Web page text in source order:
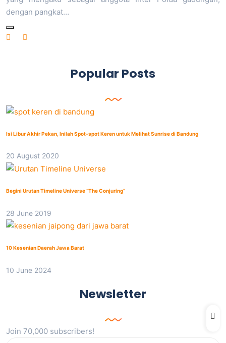
dengan pangkat…
Popular Posts
Isi Libur Akhir Pekan, Inilah Spot-spot Keren untuk Melihat Sunrise di Bandung
20 August 2020
Begini Urutan Timeline Universe “The Conjuring”
28 June 2019
10 Kesenian Daerah Jawa Barat
10 June 2024
Newsletter
Join 70,000 subscribers!